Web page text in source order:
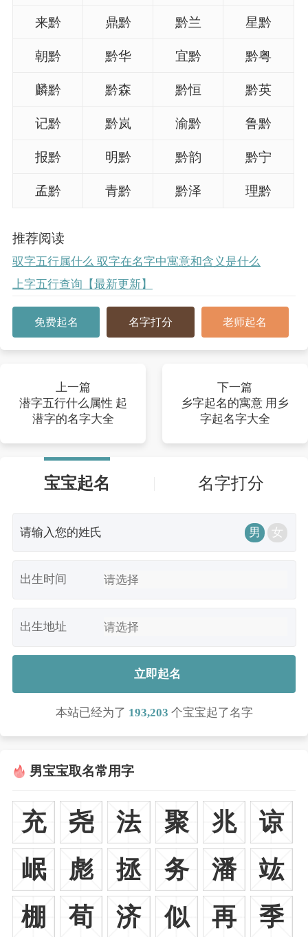
来黔 鼎黔 黔兰 星黔
朝黔 黔华 宜黔 黔粤
麟黔 黔森 黔恒 黔英
记黔 黔岚 渝黔 鲁黔
报黔 明黔 黔韵 黔宁
孟黔 青黔 黔泽 理黔
推荐阅读
驭字五行属什么 驭字在名字中寓意和含义是什么
上字五行查询【最新更新】
免费起名 名字打分 老师起名
上一篇
潜字五行什么属性 起
潜字的名字大全
下一篇
乡字起名的寓意 用乡
字起名字大全
宝宝起名 名字打分
男 女
出生时间
出生地址
立即起名
本站已经为了 193,203 个宝宝起了名字
男宝宝取名常用字
充 尧 法 聚 兆
谅
岷
彪 拯 务 潘
竑
棚
荀 济 似 再
季